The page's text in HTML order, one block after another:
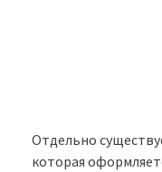
Отдельно
которая